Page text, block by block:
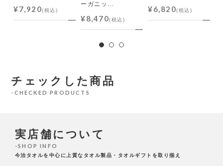
¥7,920(税込)
ーガニッ...
¥8,470(税込)
¥6,820(税込)
チェックした商品
CHECKED PRODUCTS
実店舗について
SHOP INFO
今治タオルを中心に上質なタオル製品・タオルギフトを取り揃え